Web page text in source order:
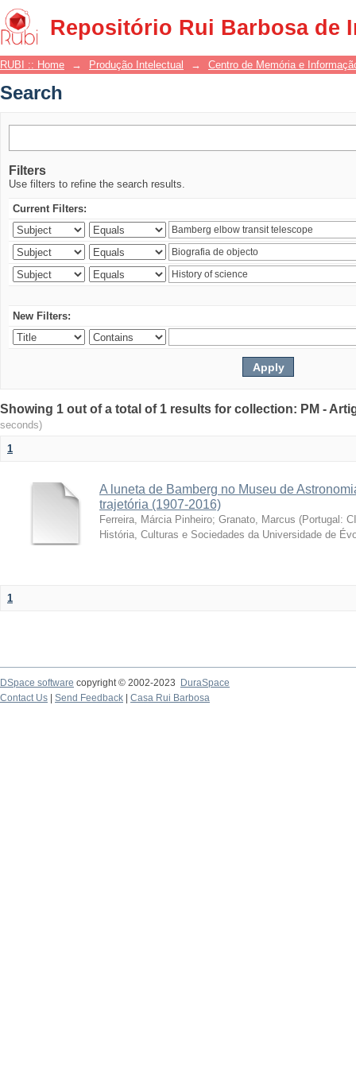
Repositório Rui Barbosa de
Search
RUBI :: Home → Produção Intelectual → Centro de Memória e
Search
Filters
Use filters to refine the search results.
Current Filters:
New Filters:
Showing 1 out of a total of 1 results for collection: PM -
seconds)
1
A luneta de Bamberg no Museu de
trajetória (1907-2016)
Ferreira, Márcia Pinheiro; Granato, Marcus (Portugal:
História, Culturas e Sociedades da Universidade de
1
DSpace software copyright © 2002-2023
DuraSpace
Contact Us
Send Feedback Casa Rui Barbosa